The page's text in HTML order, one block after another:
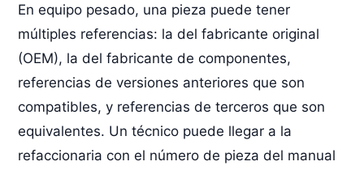
En equipo pesado, una pieza puede tener
múltiples referencias: la del fabricante original
(OEM), la del fabricante de componentes,
referencias de versiones anteriores que son
compatibles, y referencias de terceros que son
equivalentes. Un técnico puede llegar a la
refaccionaria con el número de pieza del manual